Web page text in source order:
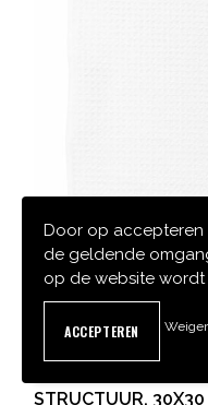
STRUCTUUR,
Door op accepteren
de geldende
op de website wordt